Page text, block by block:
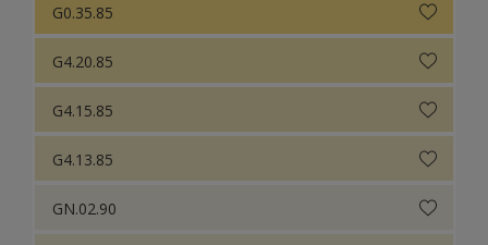
G0.35.85
G4.20.85
G4.15.85
G4.13.85
GN.02.90